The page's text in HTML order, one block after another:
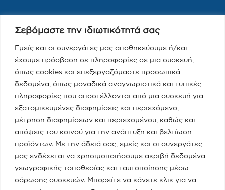
Σεβόμαστε την ιδιωτικότητά σας
Εμείς και οι συνεργάτες μας αποθηκεύουμε ή/και
έχουμε πρόσβαση σε πληροφορίες σε μια συσκευή,
όπως cookies και επεξεργαζόμαστε προσωπικά
δεδομένα, όπως μοναδικά αναγνωριστικά και τυπικές
πληροφορίες που αποστέλλονται από μια συσκευή για
εξατομικευμένες διαφημίσεις και περιεχόμενο,
μέτρηση διαφημίσεων και περιεχομένου, καθώς και
απόψεις του κοινού για την ανάπτυξη και βελτίωση
προϊόντων. Με την άδειά σας, εμείς και οι συνεργάτες
μας ενδέχεται να χρησιμοποιήσουμε ακριβή δεδομένα
γεωγραφικής τοποθεσίας και ταυτοποίησης μέσω
σάρωσης συσκευών. Μπορείτε να κάνετε κλικ για να
Παραπολιτικά 90.1 / Δημήτρης
Τάκης, Χριστίνα Κοραή
08/05/2023
Real fm / Νίκος Χατζηνικολάου
05/05/2023
Κατηγορίες
Ποια Είμαι